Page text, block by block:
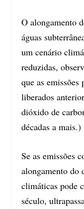
O alongamento
águas
um cenário
reduzidas,
que as emissões
liberados
dióxido de
décadas a mais.)
Se as emissões
alongamento do
climáticas pode
século,